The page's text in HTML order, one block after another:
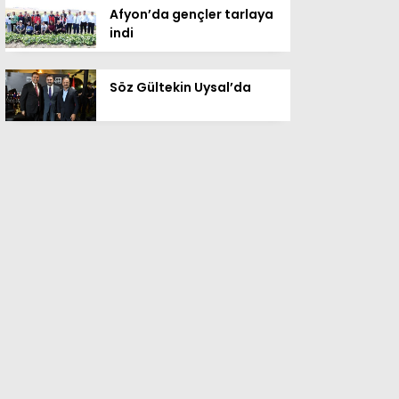
Afyon’da gençler tarlaya
indi
Söz Gültekin Uysal’da